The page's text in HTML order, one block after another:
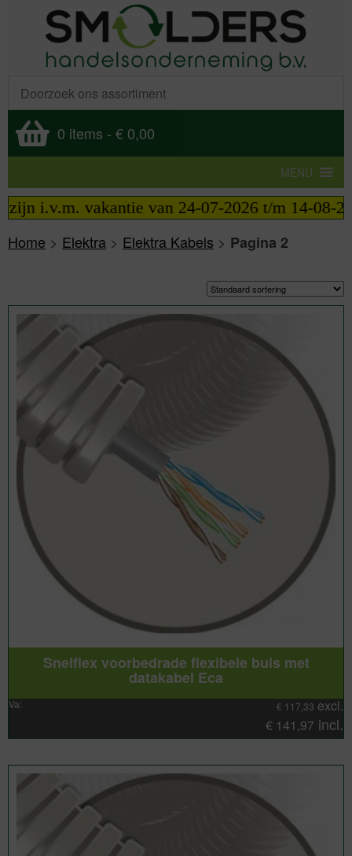
0 items - € 0,00
MENU
vakantie van 24-07-2026 t/m 14-08-2026
Home > Elektra > Elektra Kabels > Pagina 2
Snelflex voorbedrade flexibele buis met
datakabel Eca
Va: € 117,33 excl.
€ 141,97 incl.